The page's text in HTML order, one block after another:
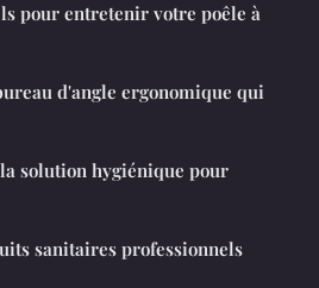
pour entretenir votre poêle à
d'angle ergonomique qui
solution hygiénique pour
sanitaires professionnels